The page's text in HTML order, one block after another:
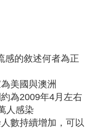
感的敘述何者為正
美國與澳洲
為2009年4月左右
人感染
數持續增加，可以